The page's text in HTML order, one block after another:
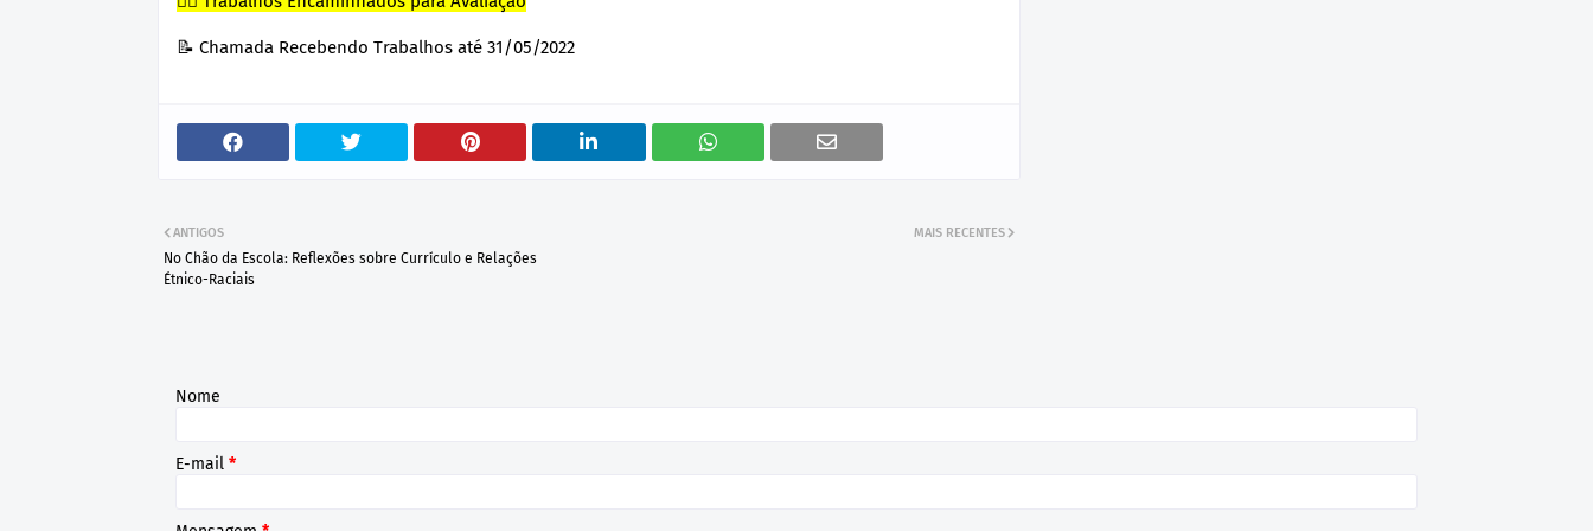
📝 Chamada Recebendo Trabalhos até 31/05/2022
MAIS RECENTES
ANTIGOS
No Chão da Escola: Reflexões sobre Currículo e Relações
Étnico-Raciais
Nome
E-mail *